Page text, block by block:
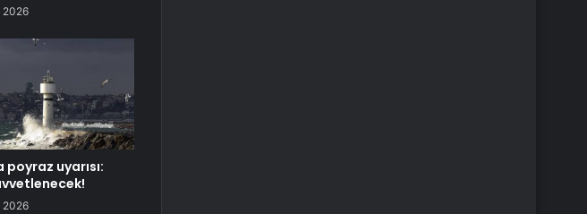
2026
poyraz uyarısı:
2026